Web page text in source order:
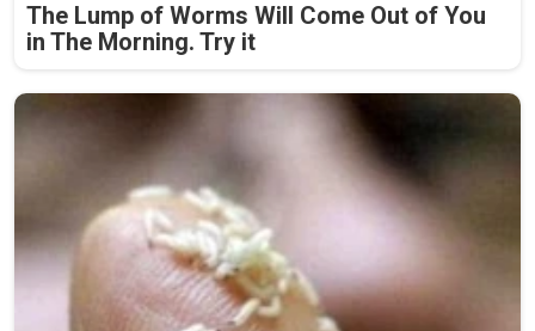
The Lump of Worms Will Come Out of You
in The Morning. Try it